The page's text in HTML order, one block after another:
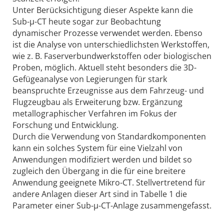
Unter Berücksichtigung dieser Aspekte kann die
Sub-µ-CT heute sogar zur Beobachtung
dynamischer Prozesse verwendet werden. Ebenso
ist die Analyse von unterschiedlichsten Werkstoffen,
wie z. B. Faserverbundwerkstoffen oder biologischen
Proben, möglich. Aktuell steht besonders die 3D-
Gefügeanalyse von Legierungen für stark
beanspruchte Erzeugnisse aus dem Fahrzeug- und
Flugzeugbau als Erweiterung bzw. Ergänzung
metallographischer Verfahren im Fokus der
Forschung und Entwicklung.
Durch die Verwendung von Standardkomponenten
kann ein solches System für eine Vielzahl von
Anwendungen modifiziert werden und bildet so
zugleich den Übergang in die für eine breitere
Anwendung geeignete Mikro-CT. Stellvertretend für
andere Anlagen dieser Art sind in Tabelle 1 die
Parameter einer Sub-µ-CT-Anlage zusammengefasst.